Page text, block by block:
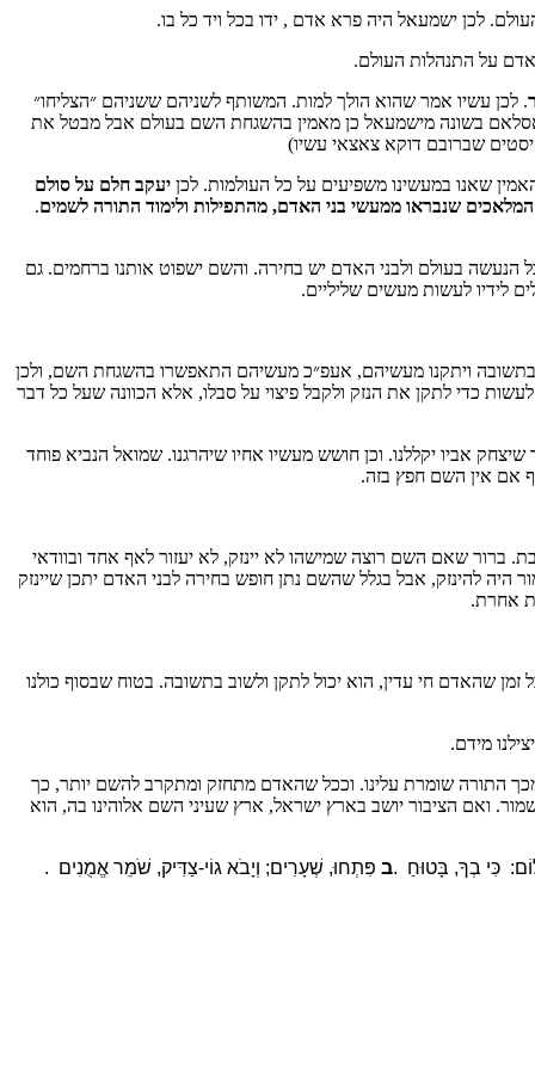
יצליח לשלוח לנו את הזיווג שלנו. בהצלחה
לאור את ספרי הראשון, השם עמכם הכולל מאמרי עיון והעמקה על ספר בראשית. הספר כולל מעל ל130 מאמרים במגוון נושאים סביב הפרשה עם תובנות והשלכות להיום.ניתן לקנות את
בדף צור קשר ונצרף אתכם לרשימת התפוצה
יצליח לשלוח לנו את הזיווג שלנו. בהצלחה
לאור את ספרי הראשון, השם עמכם הכולל מאמרי עיון והעמקה על ספר בראשית. הספר כולל מעל ל130 מאמרים במגוון נושאים סביב הפרשה עם תובנות והשלכות להיום.ניתן לקנות את
לכן ישמעאל היה פרא אדם , ידו בכל ויד כל בו.
על התנהלות העולם.
. לכן עשיו אמר שהוא הולך למות. המשותף לשניהם ששניהם ״הצליחו״
בשונה מישמעאל כן מאמין בהשגחת השם בעולם אבל מבטל את
שברובם דוקא צאצאי עשיו)
שאנו במעשינו משפיעים על כל העולמות. לכן יעקב חלם על סולם
שנבראו ממעשי בני האדם, מהתפילות ולימוד התורה לשמים.
הנעשה בעולם ולבני האדם יש בחירה. והשם ישפוט אותנו ברחמים. גם
לידיו לעשות מעשים שליליים.
בתשובה ויתקנו מעשיהם, אעפ״כ מעשיהם התאפשרו בהשגחת השם, ולכן
כדי לתקן את הנזק ולקבל פיצוי על סבלו, אלא הכוונה שעל כל דבר
אביו יקללנו. וכן חושש מעשיו אחיו שיהרגנו. שמואל הנביא פוחד
אף אם אין השם חפץ בזה.
ברור שאם השם רוצה שמישהו לא יינזק, לא יעזור לאף אחד ובוודאי
היה להינזק, אבל בגלל שהשם נתן חופש בחירה לבני האדם יתכן שיינזק
אחרת.
שהאדם חי עדין, הוא יכול לתקן ולשוב בתשובה. בטוח שבסוף כולנו
מידם.
מכך התורה שומרת עלינו. וככל שהאדם מתחזק ומתקרב להשם יותר, כך
ואם הציבור יושב בארץ ישראל, ארץ שעיני השם אלוהינו בה, הוא
. ב פִּתְחוּ, שְׁעָרִים; וְיָבֹא גוֹי-צַדִּיק, שֹׁמֵר אֱמֻנִים . כִּי בְךָ, בָּטוּחַ